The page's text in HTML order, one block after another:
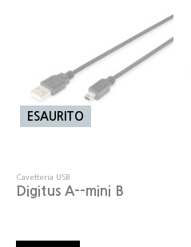
ESAURITO
Cavetteria USB
Digitus A--mini B